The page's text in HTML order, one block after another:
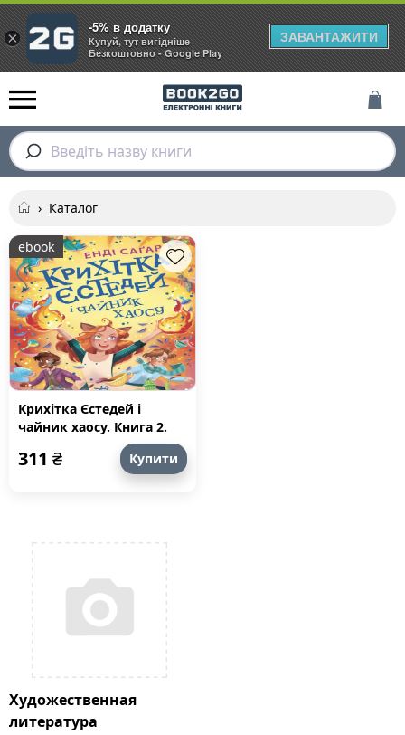
Введіть назву книги
› Каталог
ebook
Крихітка Єстедей і
чайник хаосу. Книга 2.
Крихітка Єстедей і
чайник хаосу. Книга 2
311 ₴ Купити
Художественная
литература
×
-5% в додатку
Купуй, тут вигідніше
Безкоштовно - Google Play
ЗАВАНТАЖИТИ